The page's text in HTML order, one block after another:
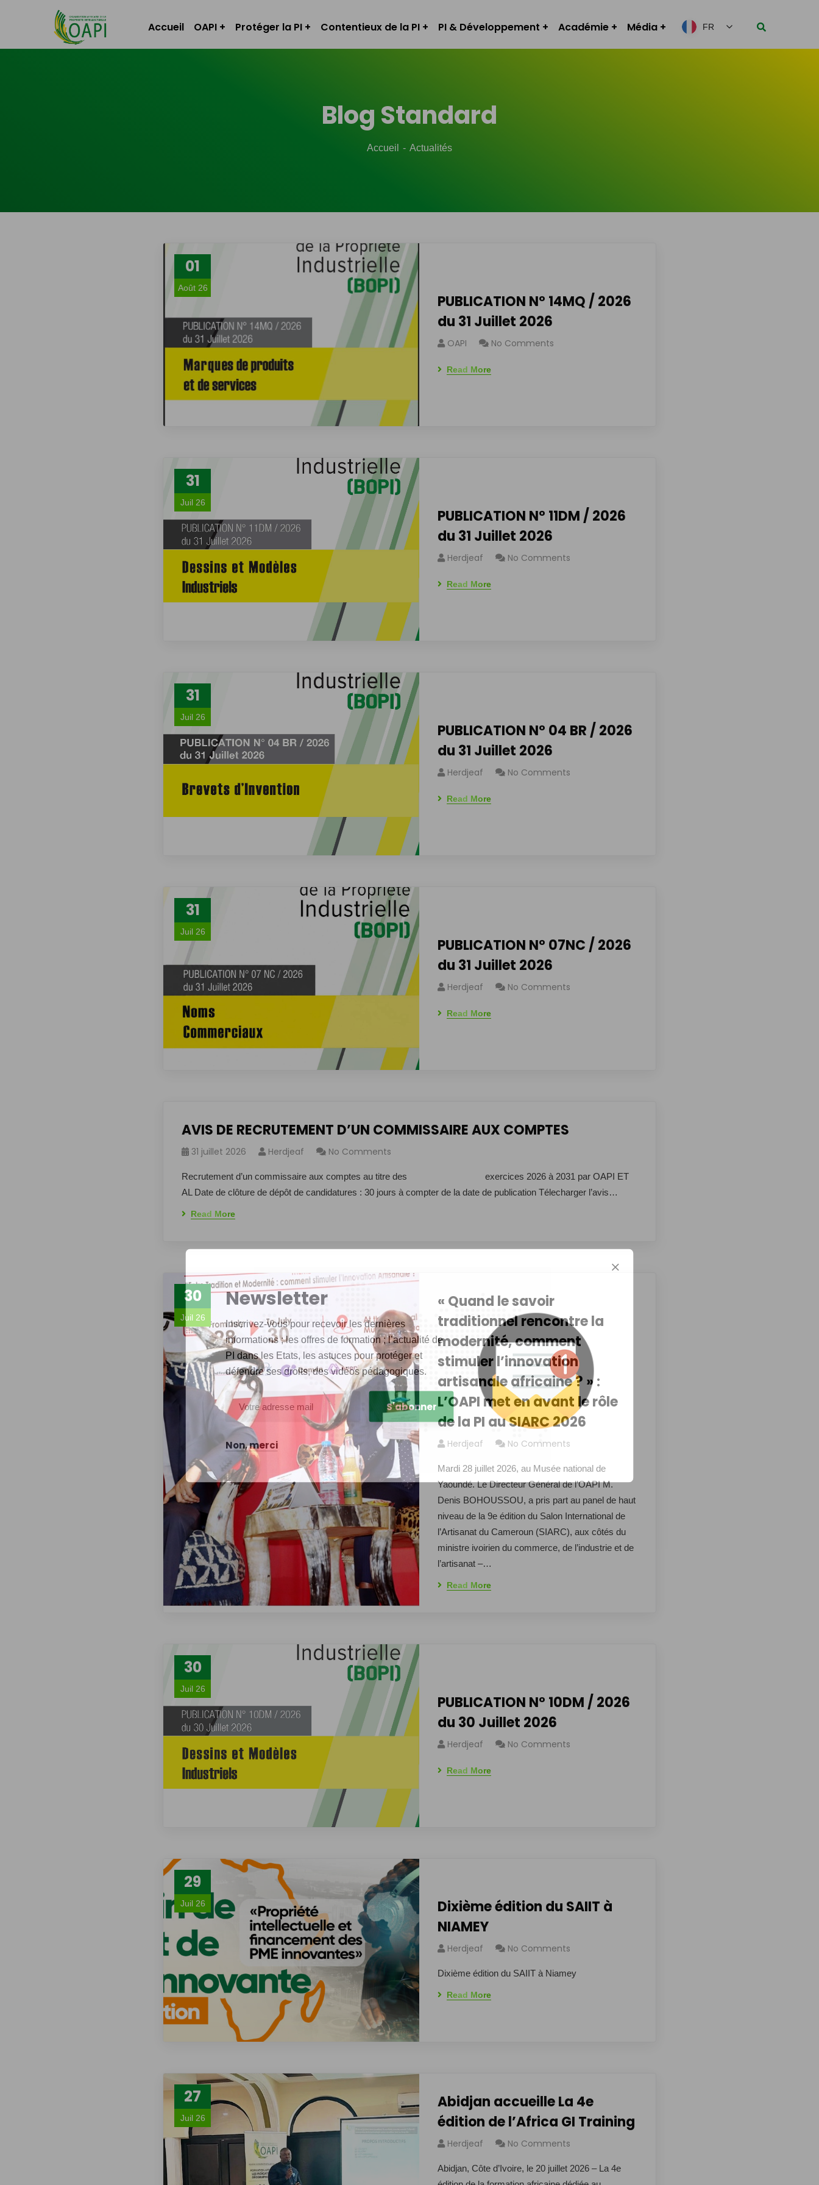
Accueil OAPI Protéger la PI Contentieux de la PI PI & Développement Académie Média FR
Blog Standard
Accueil Actualités
01
Août 26
PUBLICATION N° 14MQ / 2026
du 31 Juillet 2026
OAPI No Comments
Read More
31
Juil 26
PUBLICATION N° 11DM / 2026
du 31 Juillet 2026
Herdjeaf No Comments
Read More
31
Juil 26
PUBLICATION N° 04 BR / 2026
du 31 Juillet 2026
Herdjeaf No Comments
Read More
31
Juil 26
PUBLICATION N° 07NC / 2026
du 31 Juillet 2026
Herdjeaf No Comments
Read More
AVIS DE RECRUTEMENT D’UN COMMISSAIRE AUX COMPTES
31 juillet 2026 Herdjeaf No Comments
Recrutement d’un commissaire aux comptes au titre des exercices 2026 à 2031 par OAPI ET
AL Date de clôture de dépôt de candidatures : 30 jours à compter de la date de publication Télecharger l’avis…
Read More
30
Juil 26
« Quand le savoir
traditionnel rencontre la
modernité, comment
stimuler l’innovation
artisanale africaine ? » :
L’OAPI met en avant le rôle
de la PI au SIARC 2026
Herdjeaf No Comments
Mardi 28 juillet 2026, au Musée national de
Yaoundé. Le Directeur Général de l’OAPI M.
Denis BOHOUSSOU, a pris part au panel de haut
niveau de la 9e édition du Salon International de
l’Artisanat du Cameroun (SIARC), aux côtés du
ministre ivoirien du commerce, de l’industrie et de
l’artisanat –…
Read More
30
Juil 26
PUBLICATION N° 10DM / 2026
du 30 Juillet 2026
Herdjeaf No Comments
Read More
29
Juil 26
Dixième édition du SAIIT à
NIAMEY
Herdjeaf No Comments
Dixième édition du SAIIT à Niamey
Read More
27
Juil 26
Abidjan accueille La 4e
édition de l’Africa GI Training
Herdjeaf No Comments
Abidjan, Côte d’Ivoire, le 20 juillet 2026 – La 4e
Newsletter
Inscrivez-vous pour recevoir les dernières
informations ; les offres de formation ; l’actualité de
PI dans les Etats, les astuces pour protéger et
défendre ses droits, des vidéos pédagogiques.
Non, merci